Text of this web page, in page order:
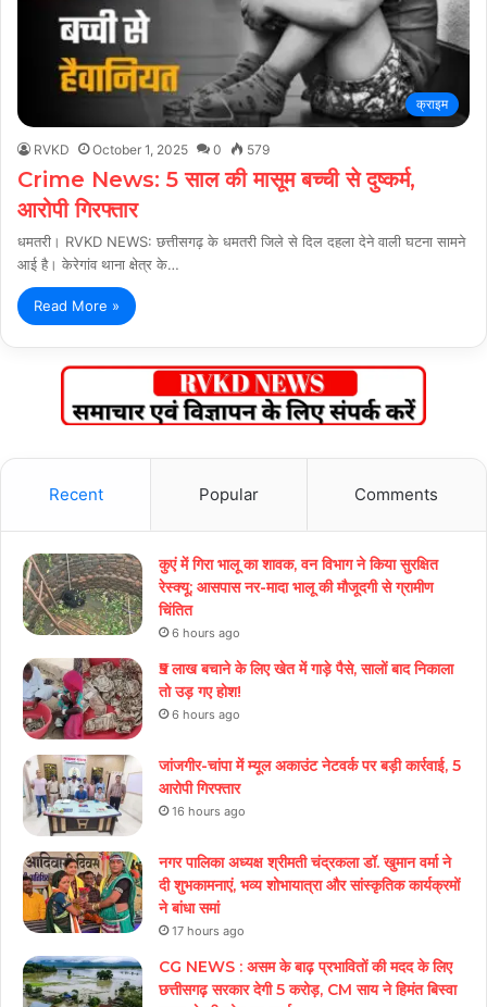
क्राइम
RVKD October 1, 2025 0 579
Crime News: 5 साल की मासूम बच्ची से दुष्कर्म,
आरोपी गिरफ्तार
धमतरी। RVKD NEWS: छत्तीसगढ़ के धमतरी जिले से दिल दहला देने वाली घटना सामने
आई है। केरेगांव थाना क्षेत्र के…
Read More »
Recent Popular Comments
कुएं में गिरा भालू का शावक, वन विभाग ने किया सुरक्षित
रेस्क्यू; आसपास नर-मादा भालू की मौजूदगी से ग्रामीण
चिंतित
6 hours ago
₹5 लाख बचाने के लिए खेत में गाड़े पैसे, सालों बाद निकाला
तो उड़ गए होश!
6 hours ago
जांजगीर-चांपा में म्यूल अकाउंट नेटवर्क पर बड़ी कार्रवाई, 5
आरोपी गिरफ्तार
16 hours ago
नगर पालिका अध्यक्ष श्रीमती चंद्रकला डॉ. खुमान वर्मा ने
दी शुभकामनाएं, भव्य शोभायात्रा और सांस्कृतिक कार्यक्रमों
ने बांधा समां
17 hours ago
CG NEWS : असम के बाढ़ प्रभावितों की मदद के लिए
छत्तीसगढ़ सरकार देगी 5 करोड़, CM साय ने हिमंत बिस्वा